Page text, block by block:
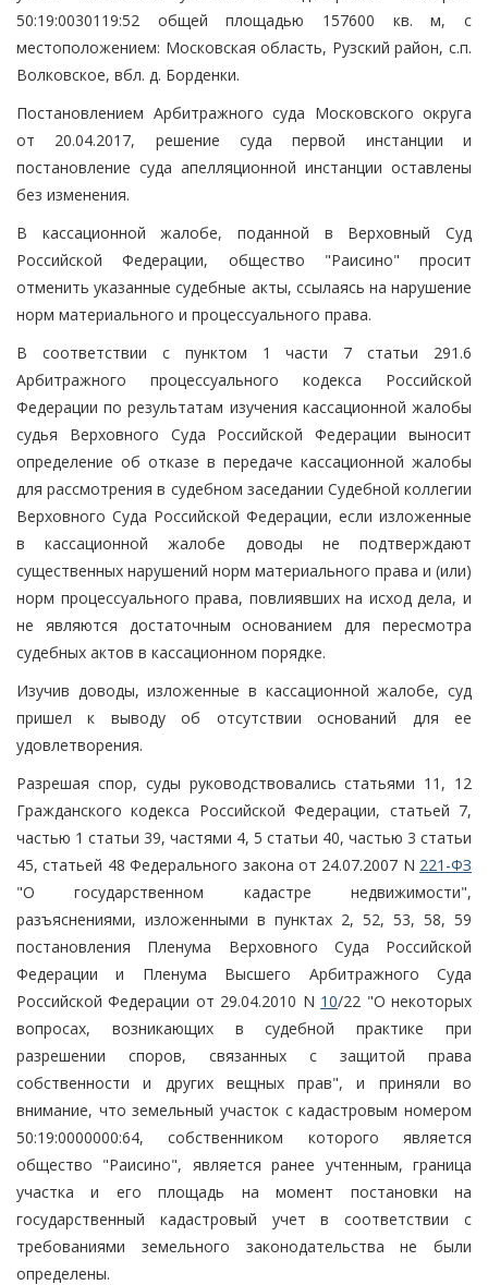
50:19:0030119:52 общей площадью 157600 кв. м, с
местоположением: Московская область, Рузский район, с.п.
Волковское, вбл. д. Борденки.
Постановлением Арбитражного суда Московского округа
от 20.04.2017, решение суда первой инстанции и
постановление суда апелляционной инстанции оставлены
без изменения.
В кассационной жалобе, поданной в Верховный Суд
Российской Федерации, общество "Раисино" просит
отменить указанные судебные акты, ссылаясь на нарушение
норм материального и процессуального права.
В соответствии с пунктом 1 части 7 статьи 291.6
Арбитражного процессуального кодекса Российской
Федерации по результатам изучения кассационной жалобы
судья Верховного Суда Российской Федерации выносит
определение об отказе в передаче кассационной жалобы
для рассмотрения в судебном заседании Судебной коллегии
Верховного Суда Российской Федерации, если изложенные
в кассационной жалобе доводы не подтверждают
существенных нарушений норм материального права и (или)
норм процессуального права, повлиявших на исход дела, и
не являются достаточным основанием для пересмотра
судебных актов в кассационном порядке.
Изучив доводы, изложенные в кассационной жалобе, суд
пришел к выводу об отсутствии оснований для ее
удовлетворения.
Разрешая спор, суды руководствовались статьями 11, 12
Гражданского кодекса Российской Федерации, статьей 7,
частью 1 статьи 39, частями 4, 5 статьи 40, частью 3 статьи
45, статьей 48 Федерального закона от 24.07.2007 N 221-ФЗ
"О государственном кадастре недвижимости",
разъяснениями, изложенными в пунктах 2, 52, 53, 58, 59
постановления Пленума Верховного Суда Российской
Федерации и Пленума Высшего Арбитражного Суда
Российской Федерации от 29.04.2010 N 10/22 "О некоторых
вопросах, возникающих в судебной практике при
разрешении споров, связанных с защитой права
собственности и других вещных прав", и приняли во
внимание, что земельный участок с кадастровым номером
50:19:0000000:64, собственником которого является
общество "Раисино", является ранее учтенным, граница
участка и его площадь на момент постановки на
государственный кадастровый учет в соответствии с
требованиями земельного законодательства не были
определены.